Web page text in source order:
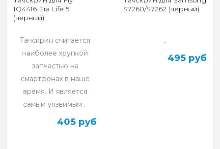
IQ4416 Era Life 5
(черный)
Тачскрин считается
наиболее хрупкой
запчастью на
смартфонах в наше
время. И является
самым уязвимым ..
405 руб
S7260/S7262 (черный)
..
495 руб